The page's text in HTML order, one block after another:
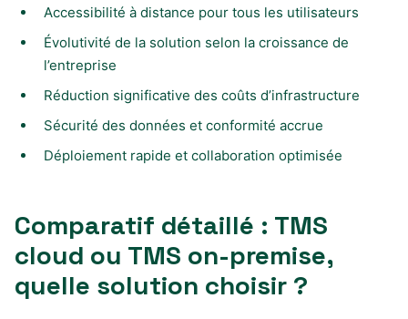
Accessibilité à distance pour tous les utilisateurs
Évolutivité de la solution selon la croissance de
l’entreprise
Réduction significative des coûts d’infrastructure
Sécurité des données et conformité accrue
Déploiement rapide et collaboration optimisée
Comparatif détaillé : TMS
cloud ou TMS on-premise,
quelle solution choisir ?